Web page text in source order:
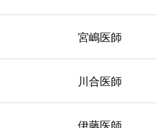
宮嶋医師
川合医師
伊藤医師